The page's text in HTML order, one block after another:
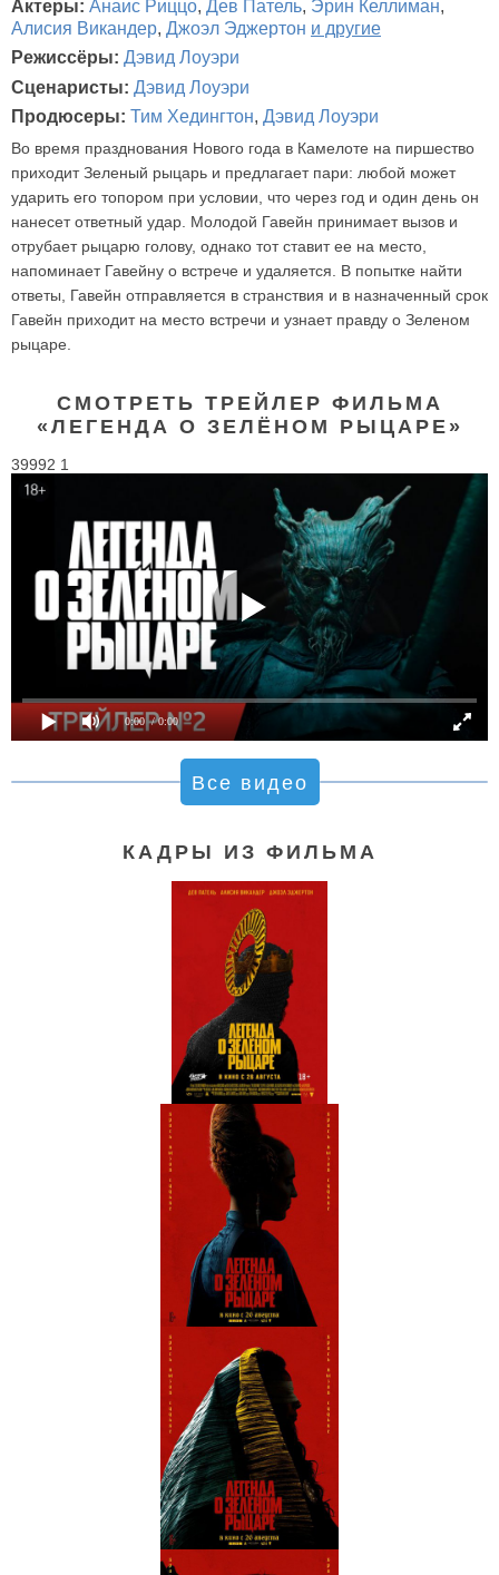
Актеры: Анаис Риццо, Дев Патель, Эрин Келлиман,
Алисия Викандер, Джоэл Эджертон и другие
Режиссёры: Дэвид Лоуэри
Сценаристы: Дэвид Лоуэри
Продюсеры: Тим Хедингтон, Дэвид Лоуэри
Во время празднования Нового года в Камелоте на пиршество
приходит Зеленый рыцарь и предлагает пари: любой может
ударить его топором при условии, что через год и один день он
нанесет ответный удар. Молодой Гавейн принимает вызов и
отрубает рыцарю голову, однако тот ставит ее на место,
напоминает Гавейну о встрече и удаляется. В попытке найти
ответы, Гавейн отправляется в странствия и в назначенный срок
Гавейн приходит на место встречи и узнает правду о Зеленом
рыцаре.
СМОТРЕТЬ ТРЕЙЛЕР ФИЛЬМА
«ЛЕГЕНДА О ЗЕЛЁНОМ РЫЦАРЕ»
39992 1
0:00 / 0:00
Все видео
КАДРЫ ИЗ ФИЛЬМА